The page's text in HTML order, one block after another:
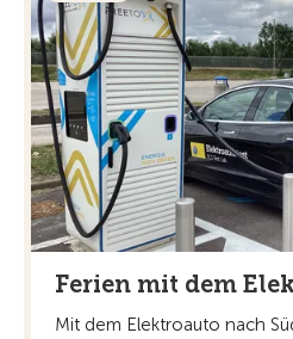
Ferien mit dem
Mit dem Elektroauto nach